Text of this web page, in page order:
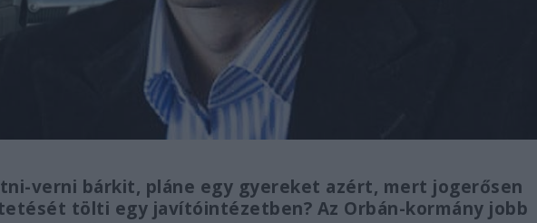
verni bárkit, pláne egy gyereket azért, mert jogerősen
tölti egy javítóintézetben? Az Orbán-kormány jobb